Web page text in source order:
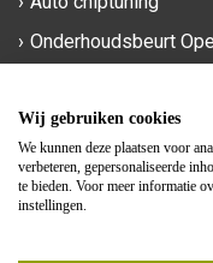
Onderhoudsbeurt
Phileas Foggstraat 90a
7825 AM Emmen
0591 - 820 321
Wij gebruiken cookies
We kunnen deze plaatsen voor
verbeteren, gepersonaliseerde
te bieden. Voor meer informatie
instellingen.